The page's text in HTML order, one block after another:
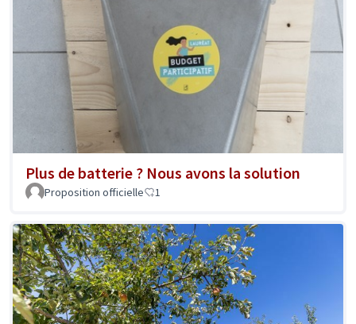
Plus de batterie ? Nous avons la solution
Proposition officielle 1